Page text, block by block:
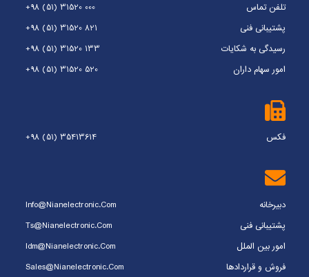
تلفن تماس
+98 (51) 31520 000
پشتیبانی فنی
+98 (51) 31520 821
رسیدگی به شکایات
+98 (51) 31520 133
امور سهام داران
+98 (51) 31520 520
فکس +98 (51) 35413614
دبیرخانه
Info@nianelectronic.com
پشتیبانی فنی
Ts@nianelectronic.com
امور بین الملل
Idm@nianelectronic.com
فروش و قراردادها
Sales@nianelectronic.com